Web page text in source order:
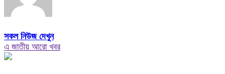
সকল নিউজ দেখুন
এ জাতীয় আরো খবর